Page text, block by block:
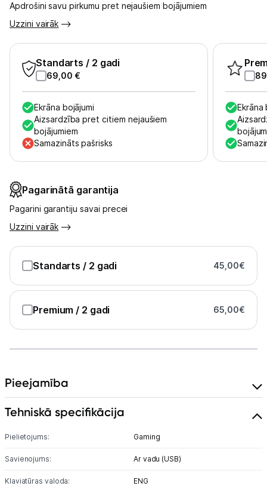
Blogs
Piegāde un apmaksa
Tehnikas izvešana
Uzņēmumiem
Tet pakalpojumi
Kontakti
Informācija
Apdrošini savu pirkumu pret nejaušiem bojājumiem
Uzzini vairāk
Standarts / 2 gadi
69,00 €
Ekrāna bojājumi
Aizsardzība pret citiem nejaušiem
bojājumiem
Samazināts pašrisks
Ekrāna
Pagarinātā garantija
Pagarini garantiju savai precei
Uzzini vairāk
Standarts / 2 gadi 45,00€
Premium / 2 gadi 65,00€
Pieejamība
Tehniskā specifikācija
Pielietojums: Gaming
Savienojums: Ar vadu (USB)
Klaviatūras valoda: ENG